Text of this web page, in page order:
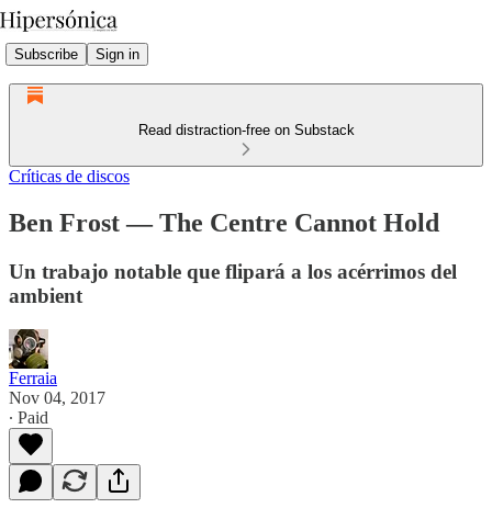
Subscribe Sign in
Read distraction-free on Substack
Críticas de discos
Ben Frost — The Centre Cannot Hold
Un trabajo notable que flipará a los acérrimos del
ambient
Ferraia
Nov 04, 2017
∙ Paid